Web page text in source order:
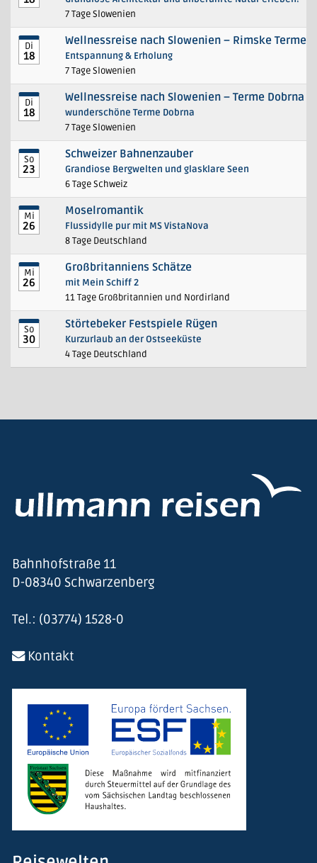
7 Tage Slowenien
Di
18
Wellnessreise nach Slowenien – Rimske Terme
Entspannung & Erholung
7 Tage Slowenien
Di
18
Wellnessreise nach Slowenien – Terme Dobrna
wunderschöne Terme Dobrna
7 Tage Slowenien
So
23
Schweizer Bahnenzauber
Grandiose Bergwelten und glasklare Seen
6 Tage Schweiz
Mi
26
Moselromantik
Flussidylle pur mit MS VistaNova
8 Tage Deutschland
Mi
26
Großbritanniens Schätze
mit Mein Schiff 2
11 Tage Großbritannien und Nordirland
So
30
Störtebeker Festspiele Rügen
Kurzurlaub an der Ostseeküste
4 Tage Deutschland
Bahnhofstraße 11
D-08340 Schwarzenberg
Tel.: (03774) 1528-0
Kontakt